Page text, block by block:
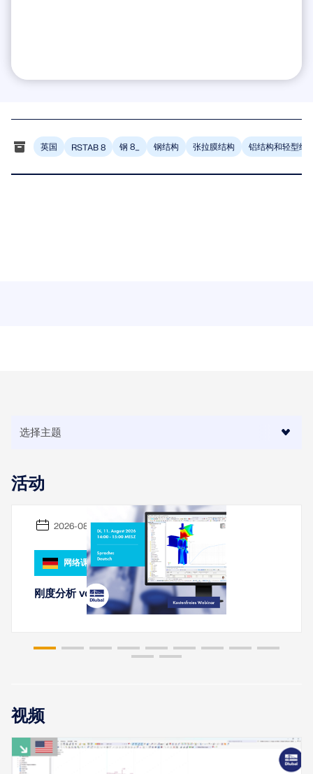
英国 RSTAB 8 钢 8_ 钢结构 张拉膜结构 铝结构和轻型结
活动
2026-08-11
网络课堂
刚度分析 von 钢连接 mit RFEM 6
视频